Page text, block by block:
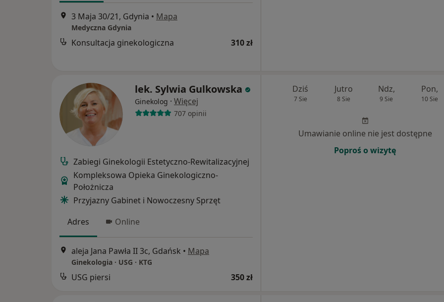
3 Maja 30/21, Gdynia • Mapa
Medyczna Gdynia
Konsultacja ginekologiczna 310 zł
lek. Sylwia Gulkowska
Ginekolog · Więcej
707 opinii
Zabiegi Ginekologii Estetyczno-Rewitalizacyjnej
Kompleksowa Opieka Ginekologiczno-
Położnicza
Przyjazny Gabinet i Nowoczesny Sprzęt
Adres
Online
aleja Jana Pawła II 3c, Gdańsk • Mapa
Ginekologia · USG · KTG
USG piersi 350 zł
Dziś
7 Sie
Jutro
8 Sie
Ndz,
9 Sie
Pon,
10 Sie
Umawianie online nie jest dostępne
Poproś o wizytę